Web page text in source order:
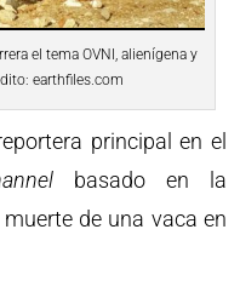
el tema OVNI, alienígena y
earthfiles.com
principal en el
basado en la
de una vaca en